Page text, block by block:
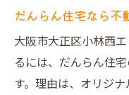
建物状況報
理由
不動産売却
とは
だんらん住宅なら不
大阪市大正区小林西
るには、だんらん住
す。理由は、オリジ